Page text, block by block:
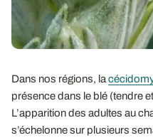
Dans nos régions, la
présence dans le blé (tendre
L’apparition des adultes au
s’échelonne sur plusieurs